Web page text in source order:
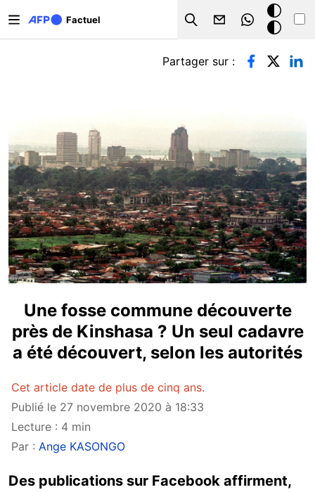
Factuel
Search
Mode
sombre
Onglets principaux
Partager sur :
Une fosse commune découverte
près de Kinshasa ? Un seul cadavre
a été découvert, selon les autorités
Cet article date de plus de cinq ans.
Publié le 27 novembre 2020 à 18:33
Lecture : 4 min
Par : Ange KASONGO
Des publications sur Facebook affirment,